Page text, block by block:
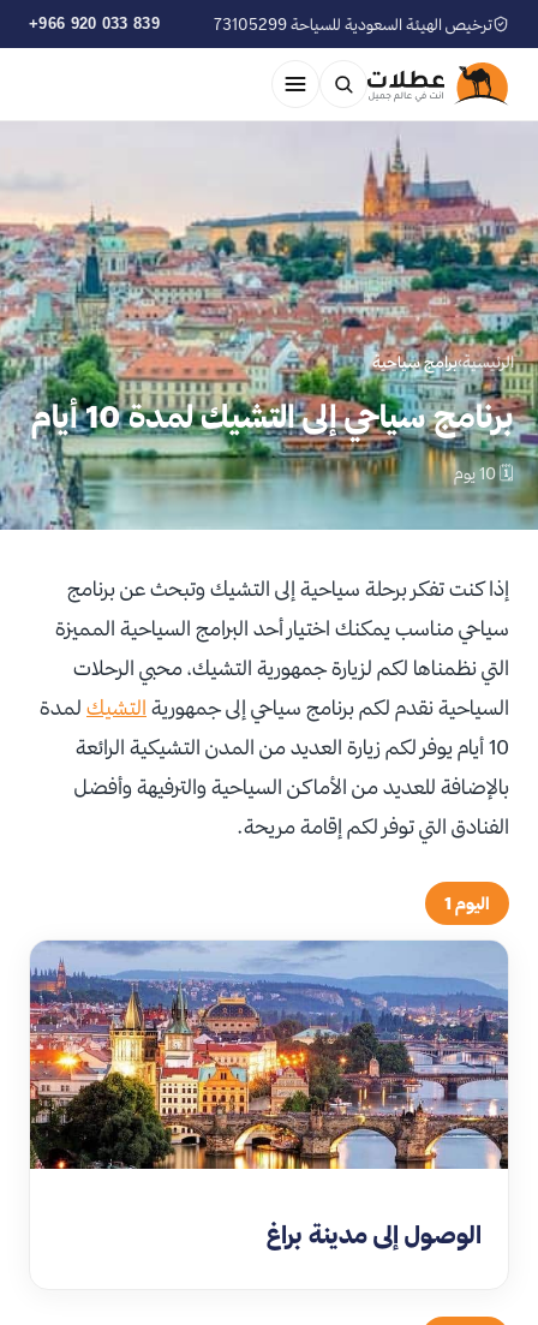
ترخيص الهيئة السعودية للسياحة 73105299 +966 920 033 839
الرئيسية›برامج سياحية
برنامج سياحي إلى التشيك لمدة 10 أيام
🗓 10 يوم
إذا كنت تفكر برحلة سياحية إلى التشيك وتبحث عن برنامج
سياحي مناسب يمكنك اختيار أحد البرامج السياحية المميزة
التي نظمناها لكم لزيارة جمهورية التشيك، محبي الرحلات
السياحية نقدم لكم برنامج سياحي إلى جمهورية التشيك لمدة
10 أيام يوفر لكم زيارة العديد من المدن التشيكية الرائعة
بالإضافة للعديد من الأماكن السياحية والترفيهة وأفضل
الفنادق التي توفر لكم إقامة مريحة.
اليوم 1
الوصول إلى مدينة براغ